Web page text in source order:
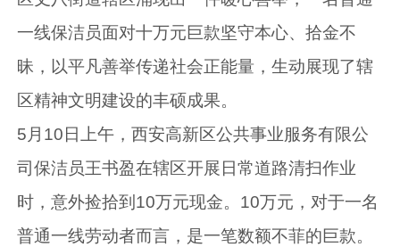
一线保洁员面对十万元巨款坚守本心、拾金不
昧，以平凡善举传递社会正能量，生动展现了辖
区精神文明建设的丰硕成果。
5月10日上午，西安高新区公共事业服务有限公
司保洁员王书盈在辖区开展日常道路清扫作业
时，意外捡拾到10万元现金。10万元，对于一名
普通一线劳动者而言，是一笔数额不菲的巨款。